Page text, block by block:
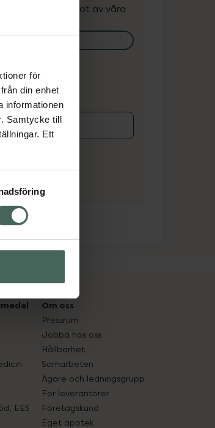
för
din enhet
informationen
Samtycke till
Ett
i lager hos något av våra
EES
Om oss
Pressrum
Jobba hos oss
Hållbarhet
Samarbeten
Ägare och ledningsgrupp
För leverantörer
Företagskund
Eget apotek